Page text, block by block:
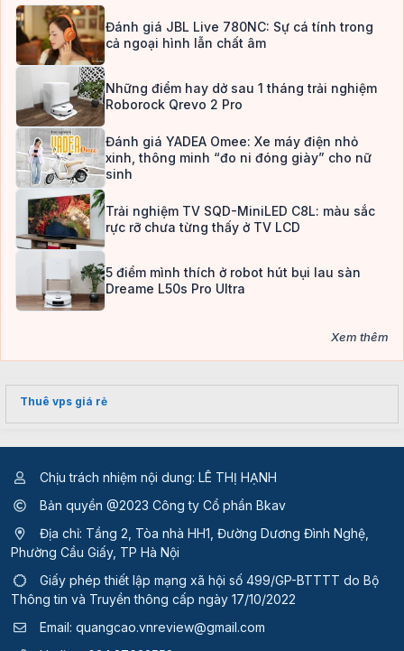
Đánh giá JBL Live 780NC: Sự cá tính trong
cả ngoại hình lẫn chất âm
Những điểm hay dở sau 1 tháng trải nghiệm
Roborock Qrevo 2 Pro
Đánh giá YADEA Omee: Xe máy điện nhỏ
xinh, thông minh “đo ni đóng giày” cho nữ
sinh
Trải nghiệm TV SQD-MiniLED C8L: màu sắc
rực rỡ chưa từng thấy ở TV LCD
5 điểm mình thích ở robot hút bụi lau sàn
Dreame L50s Pro Ultra
Xem thêm
Thuê vps giá rẻ
Chịu trách nhiệm nội dung: LÊ THỊ HẠNH
Bản quyền @2023 Công ty Cổ phần Bkav
Địa chỉ: Tầng 2, Tòa nhà HH1, Đường Dương Đình Nghệ,
Phường Cầu Giấy, TP Hà Nội
Giấy phép thiết lập mạng xã hội số 499/GP-BTTTT do Bộ
Thông tin và Truyền thông cấp ngày 17/10/2022
Email: quangcao.vnreview@gmail.com